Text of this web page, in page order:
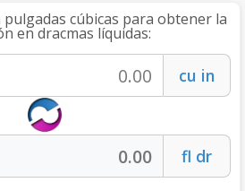
cúbicas para obtener la
en dracmas líquidas: